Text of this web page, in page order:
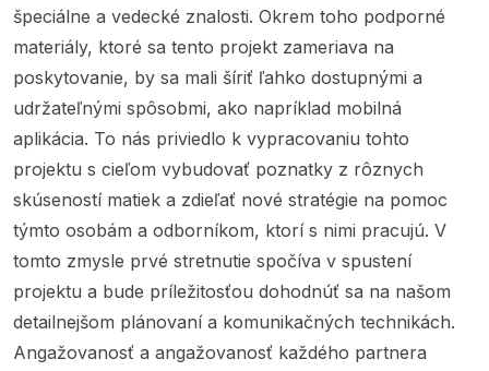
špeciálne a vedecké znalosti. Okrem toho podporné
materiály, ktoré sa tento projekt zameriava na
poskytovanie, by sa mali šíriť ľahko dostupnými a
udržateľnými spôsobmi, ako napríklad mobilná
aplikácia. To nás priviedlo k vypracovaniu tohto
projektu s cieľom vybudovať poznatky z rôznych
skúseností matiek a zdieľať nové stratégie na pomoc
týmto osobám a odborníkom, ktorí s nimi pracujú. V
tomto zmysle prvé stretnutie spočíva v spustení
projektu a bude príležitosťou dohodnúť sa na našom
detailnejšom plánovaní a komunikačných technikách.
Angažovanosť a angažovanosť každého partnera